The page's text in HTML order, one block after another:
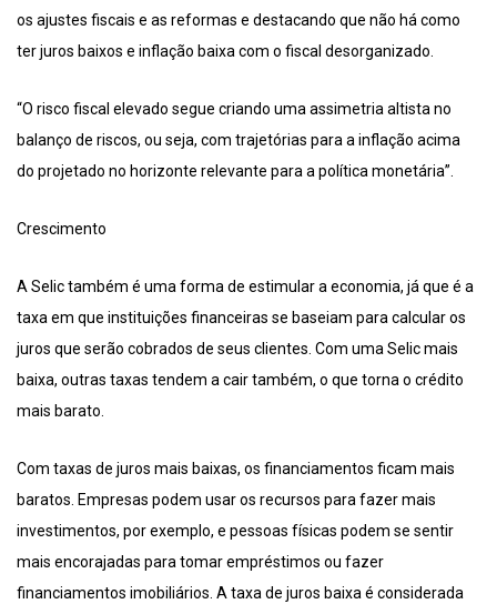
os ajustes fiscais e as reformas e destacando que não há como
ter juros baixos e inflação baixa com o fiscal desorganizado.
“O risco fiscal elevado segue criando uma assimetria altista no
balanço de riscos, ou seja, com trajetórias para a inflação acima
do projetado no horizonte relevante para a política monetária”.
Crescimento
A Selic também é uma forma de estimular a economia, já que é a
taxa em que instituições financeiras se baseiam para calcular os
juros que serão cobrados de seus clientes. Com uma Selic mais
baixa, outras taxas tendem a cair também, o que torna o crédito
mais barato.
Com taxas de juros mais baixas, os financiamentos ficam mais
baratos. Empresas podem usar os recursos para fazer mais
investimentos, por exemplo, e pessoas físicas podem se sentir
mais encorajadas para tomar empréstimos ou fazer
financiamentos imobiliários. A taxa de juros baixa é considerada